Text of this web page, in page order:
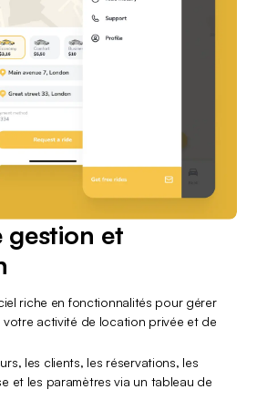
gestion et
riche en fonctionnalités pour gérer
activité de location privée et de
les clients, les réservations, les
et les paramètres via un tableau de